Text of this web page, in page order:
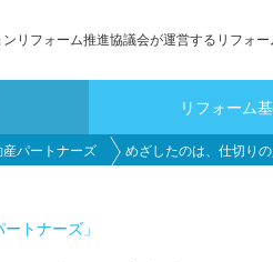
リフォーム推進協議会が運営するリフォ
リフォーム
パートナーズ めざしたのは、仕切り
トナーズ」